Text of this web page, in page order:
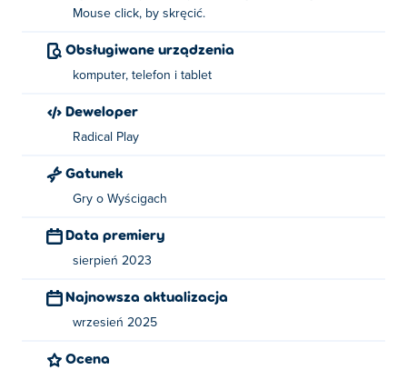
komputerze:
Klawiatura:
W lub strzałka w górę: Lataj w dół
A lub strzałka w lewo: Leć w lewo
Mysz
Kliknij raz na stronę odrzutowca, w którą chcesz skręcić.
Wielokrotne klikanie spowoduje, że skręcisz w tym
kierunku ostrzej!
Mouse click, by skręcić.
Obsługiwane urządzenia
komputer, telefon i tablet
Deweloper
Radical Play
Gatunek
Gry o Wyścigach
Data premiery
sierpień 2023
Najnowsza aktualizacja
wrzesień 2025
Ocena